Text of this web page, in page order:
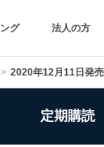
グ 法人の方
2020年12月11日発
定期購読